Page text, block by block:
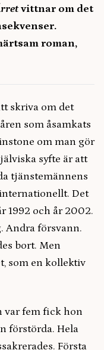
vittnar om det
roman,
skriva om det
som åsamkats
om man gör
syfte är att
tjänstemännens
Det
1992 och år 2002.
Andra försvann.
bort. Men
som en kollektiv
var fem fick hon
förstörda. Hela
Första